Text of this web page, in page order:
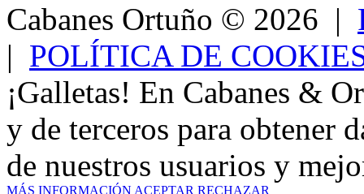
Cabanes Ortuño © 2026 |
| POLÍTICA DE
¡Galletas! En Cabanes &
y de terceros para obtener
de nuestros usuarios y
MÁS INFORMACIÓN ACEPTAR RECHAZAR